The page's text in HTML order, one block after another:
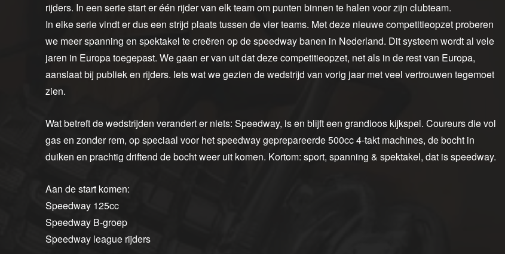
rijders. In een serie start er één rijder van elk team om punten binnen te halen voor zijn clubteam.
In elke serie vindt er dus een strijd plaats tussen de vier teams. Met deze nieuwe competitieopzet proberen
we meer spanning en spektakel te creëren op de speedway banen in Nederland. Dit systeem wordt al vele
jaren in Europa toegepast. We gaan er van uit dat deze competitieopzet, net als in de rest van Europa,
aanslaat bij publiek en rijders. Iets wat we gezien de wedstrijd van vorig jaar met veel vertrouwen tegemoet
zien.
Wat betreft de wedstrijden verandert er niets: Speedway, is en blijft een grandioos kijkspel. Coureurs die vol
gas en zonder rem, op speciaal voor het speedway geprepareerde 500cc 4-takt machines, de bocht in
duiken en prachtig driftend de bocht weer uit komen. Kortom: sport, spanning & spektakel, dat is speedway.
Aan de start komen:
Speedway 125cc
Speedway B-groep
Speedway league rijders